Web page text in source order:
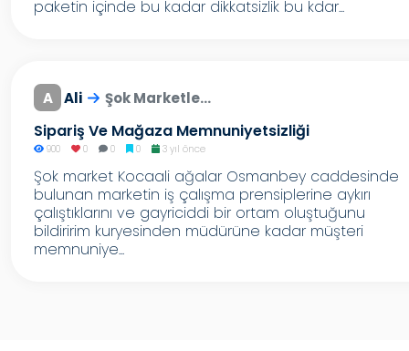
paketin içinde bu kadar dikkatsizlik bu kdar...
A Ali Şok Marketle...
Sipariş Ve Mağaza Memnuniyetsizliği
900 0 0 0 3 yıl önce
Şok market Kocaali ağalar Osmanbey caddesinde
bulunan marketin iş çalışma prensiplerine aykırı
çalıştıklarını ve gayriciddi bir ortam oluştuğunu
bildiririm kuryesinden müdürüne kadar müşteri
memnuniye...